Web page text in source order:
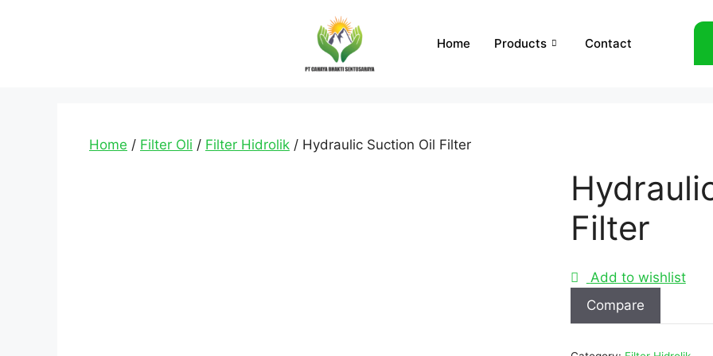
Home Products Contact
Home / Filter Oli / Filter Hidrolik / Hydraulic Suction Oil Filter
Filter
Add to wishlist
Compare